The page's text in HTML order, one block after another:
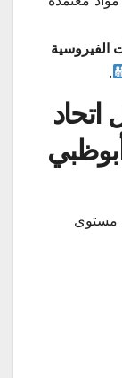
الفيروسية
.
اتحاد
مستوى